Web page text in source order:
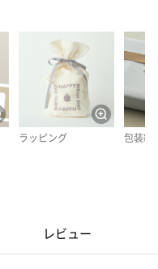
ラッピング 包装紙
レビュー